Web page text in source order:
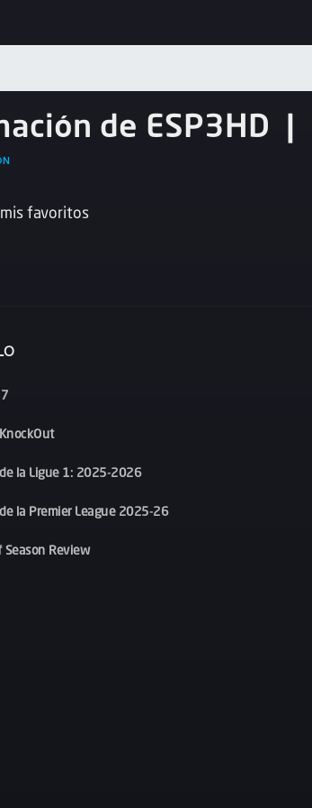
de ESP3HD |
favoritos
la Ligue 1: 2025-2026
la Premier League 2025-26
Season Review